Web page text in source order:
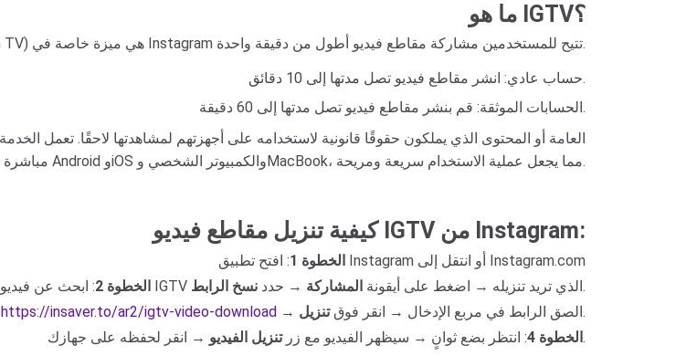
ما هو IGTV؟
IGTV (Instagram TV) هي ميزة خاصة في Instagram تتيح للمستخدمين مشاركة مقاطع فيديو أطول من دقيقة واحدة.
حساب عادي: انشر مقاطع فيديو تصل مدتها إلى 10 دقائق.
الحسابات الموثقة: قم بنشر مقاطع فيديو تصل مدتها إلى 60 دقيقة.
مباشرة على المتصفح، وهي متوافقة مع أنظمة Android وiOS والكمبيوتر الشخصي وMacBook، مما يجعل عملية الاستخدام سريعة ومريحة.
كيفية تنزيل مقاطع فيديو IGTV من Instagram:
الخطوة 1
: افتح تطبيق Instagram أو انتقل إلى Instagram.com
الخطوة 2
: ابحث عن فيديو IGTV الذي تريد تنزيله → اضغط على أيقونة المشاركة → حدد نسخ الرابط
.
https://insaver.to/ar2/igtv-video-download → الصق الرابط في مربع الإدخال → انقر فوقتنزيل
.
الخطوة 4
: انتظر بضع ثوانٍ → سيظهر الفيديو مع زرتنزيل الفيديو → انقر لحفظه على جهازك.